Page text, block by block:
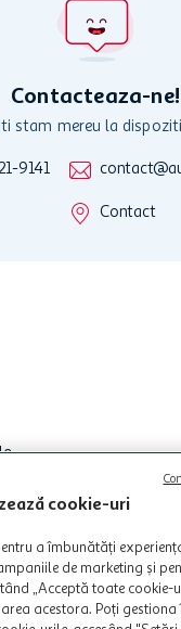
Contacteaza-ne!
stam mereu la
9141
Contact
acum in aplicatia
cookie-uri
a îmbunătăți
de marketing și
„Acceptă toate cookie-
acestora. Poți gestiona